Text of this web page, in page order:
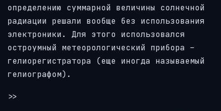
определению суммарной величины солнечной
радиации решали вообще без использования
электроники. Для этого использовался
остроумный метеорологический прибора –
гелиорегистратора (еще иногда называемый
гелиографом).
>>